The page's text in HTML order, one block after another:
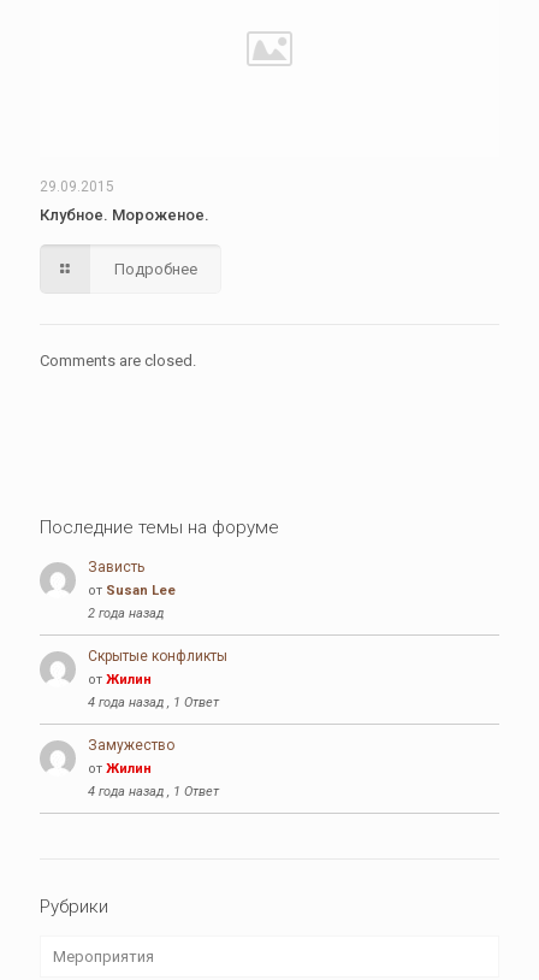
29.09.2015
Клубное. Мороженое.
Подробнее
Comments are closed.
Последние темы на форуме
Зависть
от Susan Lee
2 года назад
Скрытые конфликты
от Жилин
4 года назад , 1 Ответ
Замужество
от Жилин
4 года назад , 1 Ответ
Рубрики
Мероприятия